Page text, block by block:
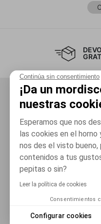
Continúa sin consentimiento
¡Da un
nuestras
Esperamos que nos
las cookies en el horno
nos des el visto
contenidos a tus
pepitas o sin?
Leer la política de cookies
Consentimientos
Configurar cookies
El grupo
Únete al Club
Condiciones
Retirada de